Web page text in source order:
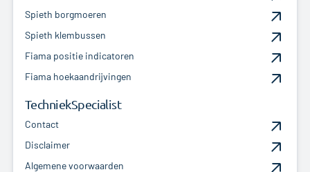
Spieth borgmoeren
Spieth klembussen
Fiama positie indicatoren
Fiama hoekaandrijvingen
TechniekSpecialist
Contact
Disclaimer
Algemene voorwaarden